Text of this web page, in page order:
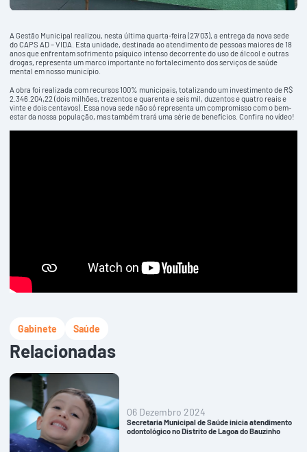
A Gestão Municipal realizou, nesta última quarta-feira (27/03), a entrega da nova sede
do CAPS AD – VIDA. Esta unidade, destinada ao atendimento de pessoas maiores de 18
anos que enfrentam sofrimento psíquico intenso decorrente do uso de álcool e outras
drogas, representa um marco importante no fortalecimento dos serviços de saúde
mental em nosso município.
A obra foi realizada com recursos 100% municipais, totalizando um investimento de R$
2.346.204,22 (dois milhões, trezentos e quarenta e seis mil, duzentos e quatro reais e
vinte e dois centavos). Essa nova sede não só representa um compromisso com o bem-
estar da nossa população, mas também trará uma série de benefícios. Confira no vídeo!
Gabinete Saúde
Relacionadas
06 Dezembro 2024
Secretaria Municipal de Saúde inicia atendimento
odontológico no Distrito de Lagoa do Bauzinho